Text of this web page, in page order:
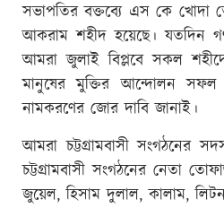
সভাপতির বক্তব্যে এস কে খোদা
আকরাম শহীদ হয়েছে। যতদিন
আমরা জুলাই বিপ্লবে সকল
মানুষের মুক্তির আন্দোলন সফল
নামকরণের জোর দাবি জানাই।
আমরা চট্টগ্রামবাসী সংগঠনের
চট্টগ্রামবাসী সংগঠনের
জুয়েল, হিসাম দুলাল, কালাম,